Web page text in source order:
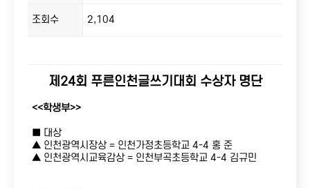
오시는 길 역대수상자
개인접수 공지사항
조회수 2,104
제24회 푸른인천글쓰기대회 수상자 명단
<<학생부>>
■ 대상
▲ 인천광역시장상 = 인천가정초등학교 4-4 홍 준
▲ 인천광역시교육감상 = 인천부곡초등학교 4-4 김규민